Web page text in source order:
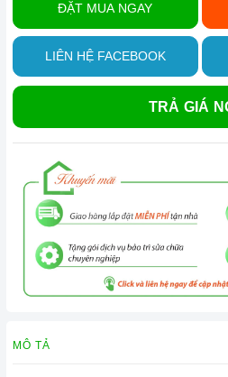
ĐẶT MUA NGAY
LIÊN HỆ FACEBOOK
TRẢ GIÁ
MÔ TẢ